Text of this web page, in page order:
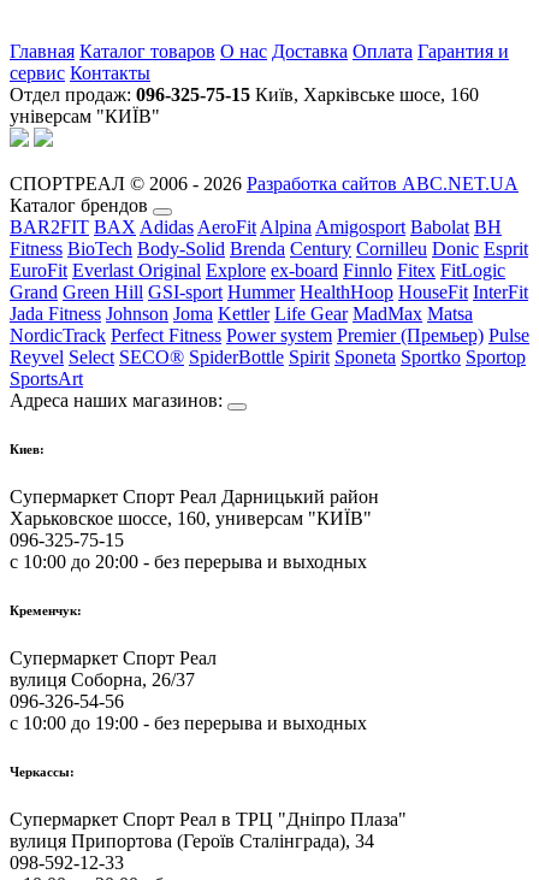
Главная Каталог товаров О нас Доставка Оплата Гарантия и
сервис Контакты
Отдел продаж: 096-325-75-15 Київ, Харківське шосе, 160
універсам "КИЇВ"
СПОРТРЕАЛ © 2006 - 2026 Разработка сайтов ABC.NET.UA
Каталог брендов
BAR2FIT BAX Adidas AeroFit Alpina Amigosport Babolat BH
Fitness BioTech Body-Solid Brenda Century Cornilleu Donic Esprit
EuroFit Everlast Original Explore ex-board Finnlo Fitex FitLogic
Grand Green Hill GSI-sport Hummer HealthHoop HouseFit InterFit
Jada Fitness Johnson Joma Kettler Life Gear MadMax Matsa
NordicTrack Perfect Fitness Power system Premier (Премьер) Pulse
Reyvel Select SECO® SpiderBottle Spirit Sponeta Sportko Sportop
SportsArt
Адреса наших магазинов:
Киев:
Супермаркет Спорт Реал Дарницький район
Харьковское шоссе, 160, универсам "КИЇВ"
096-325-75-15
с 10:00 до 20:00 - без перерыва и выходных
Кременчук:
Супермаркет Спорт Реал
вулиця Соборна, 26/37
096-326-54-56
с 10:00 до 19:00 - без перерыва и выходных
Черкассы:
Супермаркет Спорт Реал в ТРЦ "Дніпро Плаза"
вулиця Припортова (Героїв Сталінграда), 34
098-592-12-33